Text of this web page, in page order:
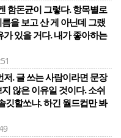
함돈균이 그렇다. 항목별로
을 보고 산 게 아닌데 그랬
있을 거다. 내가 좋아하는
. 글 쓰는 사람이라면 문장
않은 이유일 것이다. 소쉬
깃할쏘냐. 하긴 월드컵만 봐